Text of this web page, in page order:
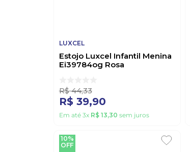
LUXCEL
Estojo Luxcel Infantil Menina
Ei39784og Rosa
R$ 44,33
R$ 39,90
Em até 3x R$ 13,30 sem juros
10%
OFF